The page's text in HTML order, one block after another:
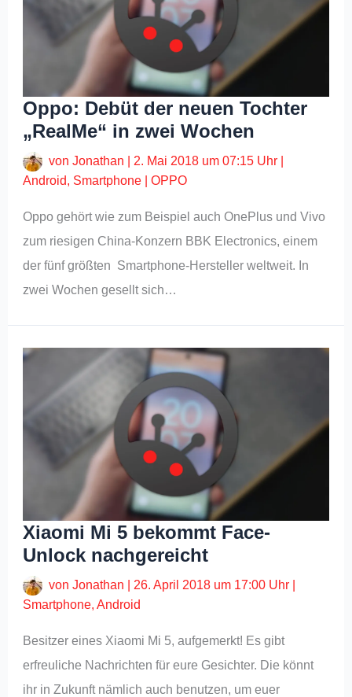
Oppo: Debüt der neuen Tochter
„RealMe“ in zwei Wochen
vonJonathan 2. Mai 2018 um 07:15 Uhr
Android, Smartphone |OPPO
Oppo gehört wie zum Beispiel auch OnePlus und Vivo
zum riesigen China-Konzern BBK Electronics, einem
der fünf größten Smartphone-Hersteller weltweit. In
zwei Wochen gesellt sich…
Xiaomi Mi 5 bekommt Face-
Unlock nachgereicht
vonJonathan 26. April 2018 um 17:00 Uhr
Smartphone,Android
Besitzer eines Xiaomi Mi 5, aufgemerkt! Es gibt
erfreuliche Nachrichten für eure Gesichter. Die könnt
ihr in Zukunft nämlich auch benutzen, um euer